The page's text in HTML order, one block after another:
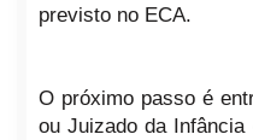
previsto no ECA.
O próximo passo é
ou Juizado da